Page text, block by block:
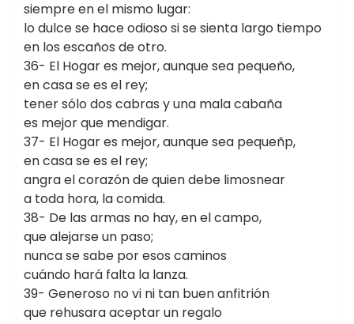
siempre en el mismo lugar:
lo dulce se hace odioso si se sienta largo tiempo
en los escaños de otro.
36- El Hogar es mejor, aunque sea pequeño,
en casa se es el rey;
tener sólo dos cabras y una mala cabaña
es mejor que mendigar.
37- El Hogar es mejor, aunque sea pequeñp,
en casa se es el rey;
angra el corazón de quien debe limosnear
a toda hora, la comida.
38- De las armas no hay, en el campo,
que alejarse un paso;
nunca se sabe por esos caminos
cuándo hará falta la lanza.
39- Generoso no vi ni tan buen anfitrión
que rehusara aceptar un regalo